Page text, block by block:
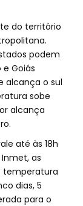
do território
podem
Goiás
alcança o sul
sobe
alcança
até às 18h
as
temperatura
dias, 5
para o